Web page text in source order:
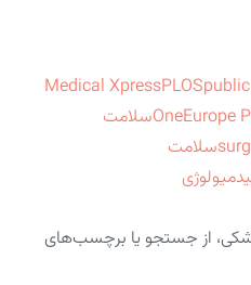
Medical XpressPLOS
OneEurope
سلامت
سلامت
از جستجو یا برچسب‌های